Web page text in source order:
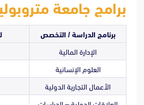
برامج جامعة
برنامج الدراسة / التخصص
الإدارة المالية
العلوم الإنسانية
الأعمال التجارية الدولية